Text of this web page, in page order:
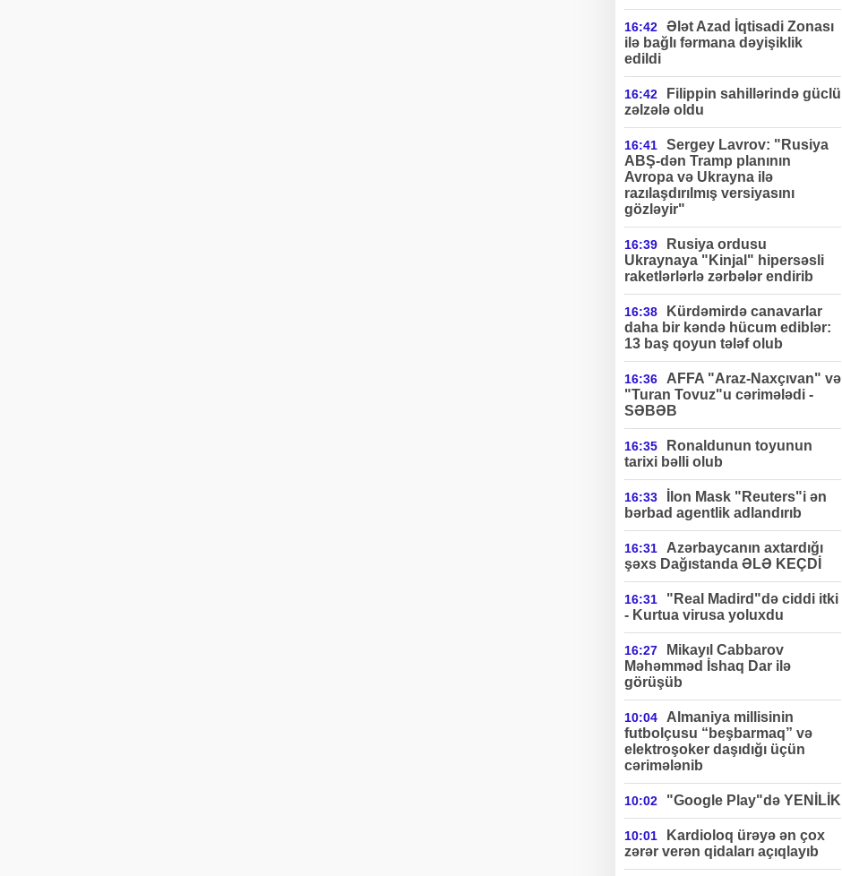
16:42
Ələt Azad İqtisadi Zonası
ilə bağlı fərmana dəyişiklik
edildi
16:42
Filippin sahillərində güclü
zəlzələ oldu
16:41
Sergey Lavrov: "Rusiya
ABŞ-dən Tramp planının
Avropa və Ukrayna ilə
razılaşdırılmış versiyasını
gözləyir"
16:39
Rusiya ordusu
Ukraynaya "Kinjal" hipersəsli
raketlərlərlə zərbələr endirib
16:38
Kürdəmirdə canavarlar
daha bir kəndə hücum ediblər:
13 baş qoyun tələf olub
16:36
AFFA "Araz-Naxçıvan" və
"Turan Tovuz"u cərimələdi -
SƏBƏB
16:35
Ronaldunun toyunun
tarixi bəlli olub
16:33
İlon Mask "Reuters"i ən
bərbad agentlik adlandırıb
16:31
Azərbaycanın axtardığı
şəxs Dağıstanda ƏLƏ KEÇDİ
16:31
"Real Madird"də ciddi itki
- Kurtua virusa yoluxdu
16:27
Mikayıl Cabbarov
Məhəmməd İshaq Dar ilə
görüşüb
10:04
Almaniya millisinin
futbolçusu “beşbarmaq” və
elektroşoker daşıdığı üçün
cərimələnib
10:02 "Google Play"də YENİLİK
10:01
Kardioloq ürəyə ən çox
zərər verən qidaları açıqlayıb